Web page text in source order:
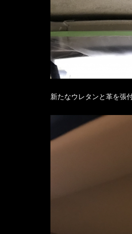
新たなウレタンと革を張